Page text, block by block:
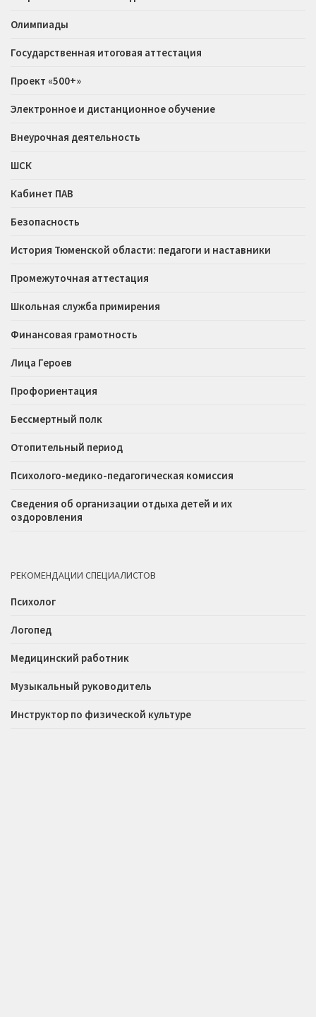
Олимпиады
Государственная итоговая аттестация
Проект «500+»
Электронное и дистанционное обучение
Внеурочная деятельность
ШСК
Кабинет ПАВ
Безопасность
История Тюменской области: педагоги и наставники
Промежуточная аттестация
Школьная служба примирения
Финансовая грамотность
Лица Героев
Профориентация
Бессмертный полк
Отопительный период
Психолого-медико-педагогическая комиссия
Сведения об организации отдыха детей и их
оздоровления
РЕКОМЕНДАЦИИ СПЕЦИАЛИСТОВ
Психолог
Логопед
Медицинский работник
Музыкальный руководитель
Инструктор по физической культуре